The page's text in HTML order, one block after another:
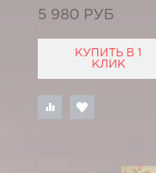
5 980 РУБ
КУПИТЬ В 1
КЛИК